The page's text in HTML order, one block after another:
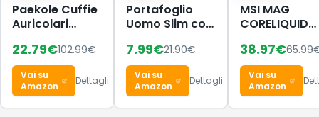
Paekole Cuffie
Auricolari
Wireless Cuffie
In Ear con 6
ENC
Cancellazione
Rumore Mics,
22.79€102.99€
Vai su
Amazon
Dettagli
Portafoglio
Uomo Slim con
RFID &
Tracciamento,
Portacarte a
Scomparsa
per 12 Carte,
7.99€21.90€
Vai su
Amazon
Dettagli
MSI MAG
CORELIQUID
Dissipatore a
liquido AIO
CPU,
completa,
design
38.97€65.99
Vai su
Amazon